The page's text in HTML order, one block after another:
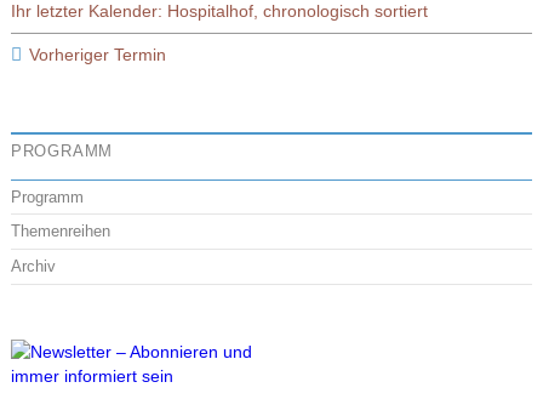
Ihr letzter Kalender: Hospitalhof, chronologisch sortiert
Vorheriger Termin
PROGRAMM
Programm
Themenreihen
Archiv